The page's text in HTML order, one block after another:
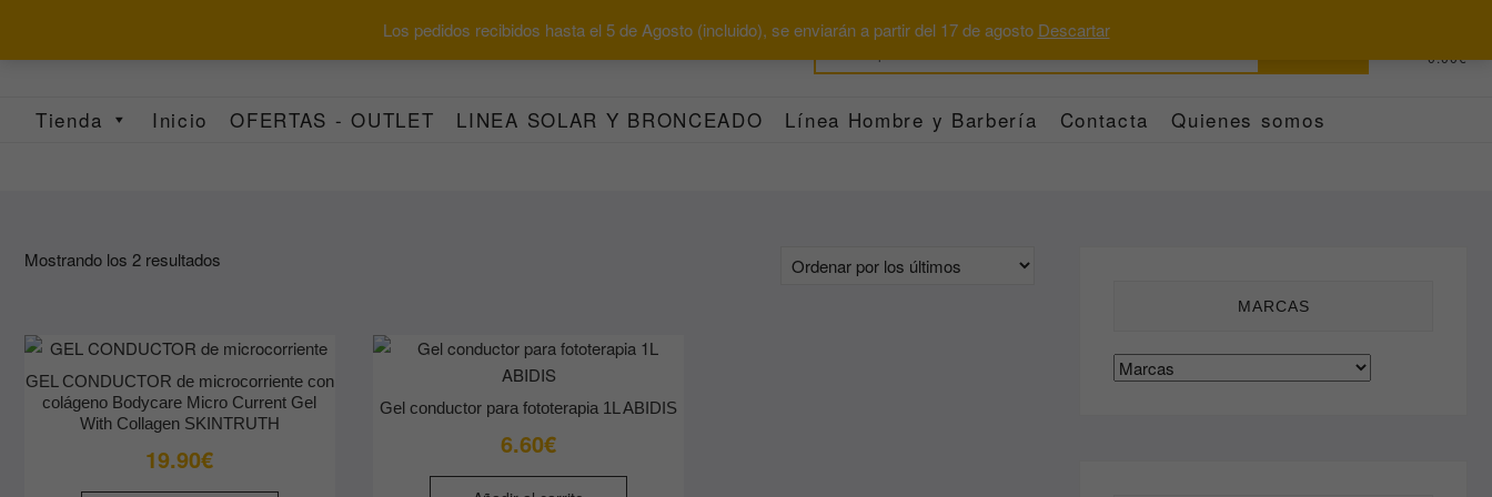
Los pedidos recibidos hasta el 5 de Agosto (incluido), se enviarán a partir del 17 de agosto Descartar
contenido
0.00€
Tienda Inicio OFERTAS - OUTLET LINEA SOLAR Y BRONCEADO Línea Hombre y Barbería Contacta Quienes somos
Mostrando los 2 resultados
últimos
GEL CONDUCTOR de microcorriente con
colágeno Bodycare Micro Current Gel
With Collagen SKINTRUTH
19.90€
Gel conductor para fototerapia 1L ABIDIS
6.60€
MARCAS